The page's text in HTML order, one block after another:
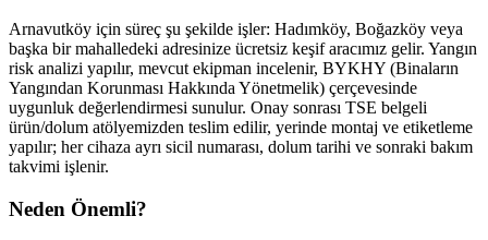
Arnavutköy için süreç şu şekilde işler: Hadımköy, Boğazköy veya
başka bir mahalledeki adresinize ücretsiz keşif aracımız gelir. Yangın
risk analizi yapılır, mevcut ekipman incelenir, BYKHY (Binaların
Yangından Korunması Hakkında Yönetmelik) çerçevesinde
uygunluk değerlendirmesi sunulur. Onay sonrası TSE belgeli
ürün/dolum atölyemizden teslim edilir, yerinde montaj ve etiketleme
yapılır; her cihaza ayrı sicil numarası, dolum tarihi ve sonraki bakım
takvimi işlenir.
Neden Önemli?